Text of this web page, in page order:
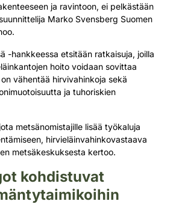
ja ravintoon, ei pelkästään
Marko Svensberg Suomen
-hankkeessa etsitään ratkaisuja, joilla
hoito voidaan sovittaa
vähentää hirvivahinkoja sekä
ja tuhoriskien
metsänomistajille lisää työkaluja
hirvieläinvahinkovastaava
metsäkeskuksesta kertoo.
kohdistuvat